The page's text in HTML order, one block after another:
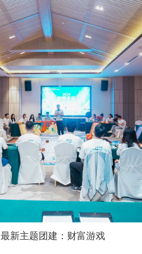
最新主题团建：财富游戏